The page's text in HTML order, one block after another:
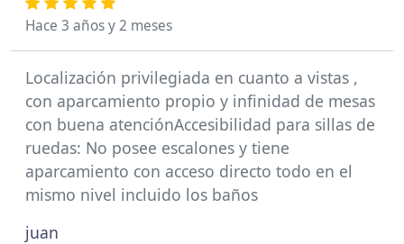
Hace 3 años y 2 meses
Localización privilegiada en cuanto a vistas ,
con aparcamiento propio y infinidad de mesas
con buena atenciónAccesibilidad para sillas de
ruedas: No posee escalones y tiene
aparcamiento con acceso directo todo en el
mismo nivel incluido los baños
juan